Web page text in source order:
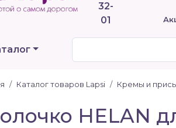
32-
01
Каталог товаров Lapsi Кремы и
HELAN